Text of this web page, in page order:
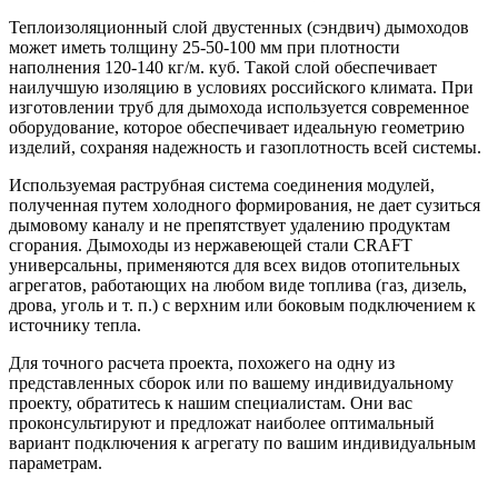
Теплоизоляционный слой двустенных (сэндвич) дымоходов
может иметь толщину 25-50-100 мм при плотности
наполнения 120-140 кг/м. куб. Такой слой обеспечивает
наилучшую изоляцию в условиях российского климата. При
изготовлении труб для дымохода используется современное
оборудование, которое обеспечивает идеальную геометрию
изделий, сохраняя надежность и газоплотность всей системы.
Используемая раструбная система соединения модулей,
полученная путем холодного формирования, не дает сузиться
дымовому каналу и не препятствует удалению продуктам
сгорания. Дымоходы из нержавеющей стали CRAFT
универсальны, применяются для всех видов отопительных
агрегатов, работающих на любом виде топлива (газ, дизель,
дрова, уголь и т. п.) с верхним или боковым подключением к
источнику тепла.
Для точного расчета проекта, похожего на одну из
представленных сборок или по вашему индивидуальному
проекту, обратитесь к нашим специалистам. Они вас
проконсультируют и предложат наиболее оптимальный
вариант подключения к агрегату по вашим индивидуальным
параметрам.